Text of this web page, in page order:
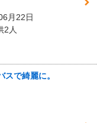
月22日
2人
で綺麗に。